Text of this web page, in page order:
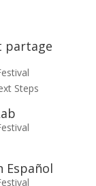
partage
Steps
Español